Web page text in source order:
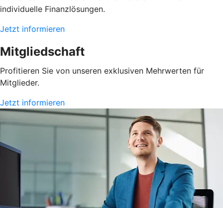
individuelle Finanzlösungen.
Jetzt informieren
Mitgliedschaft
Profitieren Sie von unseren exklusiven Mehrwerten für
Mitglieder.
Jetzt informieren